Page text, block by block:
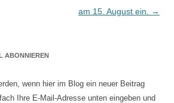
am 15. August ein.
→
ABONNIEREN
wenn hier im Blog ein neuer Beitrag
Ihre E-Mail-Adresse unten eingeben und